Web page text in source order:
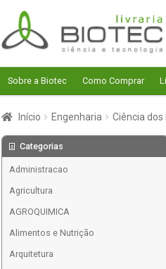
Pular
para
navegação
Pular
para
o
conteúdo
Sobre a Biotec Como Comprar
Início Engenharia Ciência
Categorias
Administracao
Agricultura
AGROQUIMICA
Alimentos e Nutrição
Arquitetura